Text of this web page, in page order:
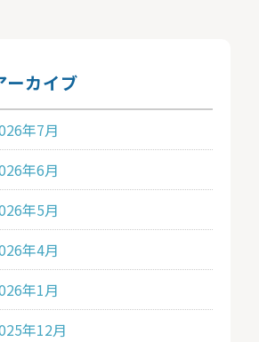
ーカイブ
年7月
年6月
年5月
年4月
年1月
年12月